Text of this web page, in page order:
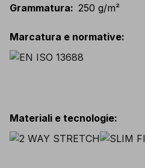
Grammatura: 250 g/m²
Marcatura e normative:
Materiali e tecnologie: